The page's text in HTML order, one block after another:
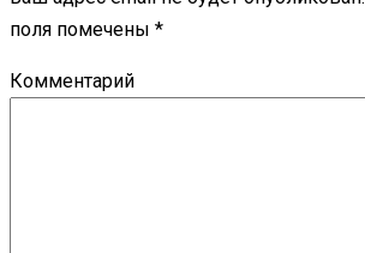
поля помечены *
Комментарий